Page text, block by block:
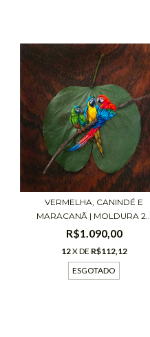
VERMELHA, CANINDÉ E
MARACANÃ | MOLDURA
R$1.090,00
12X DE R$112,12
ESGOTADO